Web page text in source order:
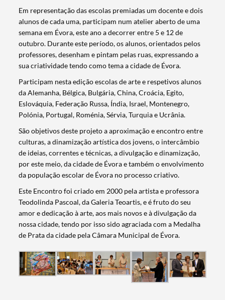
Em representação das escolas premiadas um docente e dois
alunos de cada uma, participam num atelier aberto de uma
semana em Évora, este ano a decorrer entre 5 e 12 de
outubro. Durante este período, os alunos, orientados pelos
professores, desenham e pintam pelas ruas, expressando a
sua criatividade tendo como tema a cidade de Évora.
Participam nesta edição escolas de arte e respetivos alunos
da Alemanha, Bélgica, Bulgária, China, Croácia, Egito,
Eslováquia, Federação Russa, Índia, Israel, Montenegro,
Polónia, Portugal, Roménia, Sérvia, Turquia e Ucrânia.
São objetivos deste projeto a aproximação e encontro entre
culturas, a dinamização artística dos jovens, o intercâmbio
de ideias, correntes e técnicas, a divulgação e dinamização,
por este meio, da cidade de Évora e também o envolvimento
da população escolar de Évora no processo criativo.
Este Encontro foi criado em 2000 pela artista e professora
Teodolinda Pascoal, da Galeria Teoartis, e é fruto do seu
amor e dedicação à arte, aos mais novos e à divulgação da
nossa cidade, tendo por isso sido agraciada com a Medalha
de Prata da cidade pela Câmara Municipal de Évora.